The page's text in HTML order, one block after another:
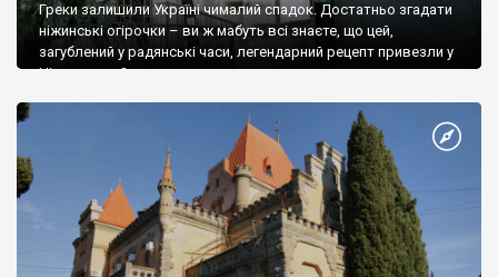
Греки залишили Україні чималий спадок. Достатньо згадати
ніжинські огірочки – ви ж мабуть всі знаєте, що цей,
загублений у радянські часи, легендарний рецепт привезли у
Ніжин греки?